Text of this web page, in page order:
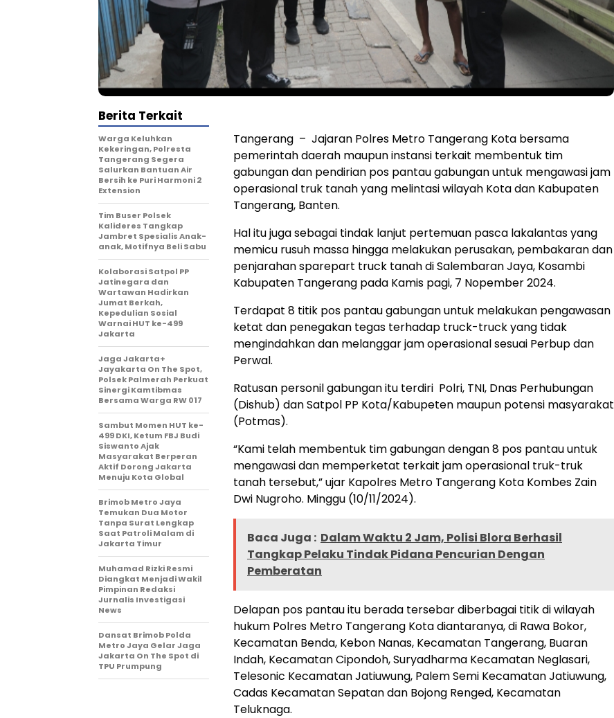
Tangerang – Jajaran Polres Metro Tangerang Kota bersama
pemerintah daerah maupun instansi terkait membentuk tim
gabungan dan pendirian pos pantau gabungan untuk mengawasi jam
operasional truk tanah yang melintasi wilayah Kota dan Kabupaten
Tangerang, Banten.
Hal itu juga sebagai tindak lanjut pertemuan pasca lakalantas yang
memicu rusuh massa hingga melakukan perusakan, pembakaran dan
penjarahan sparepart truck tanah di Salembaran Jaya, Kosambi
Kabupaten Tangerang pada Kamis pagi, 7 Nopember 2024.
Terdapat 8 titik pos pantau gabungan untuk melakukan pengawasan
ketat dan penegakan tegas terhadap truck-truck yang tidak
mengindahkan dan melanggar jam operasional sesuai Perbup dan
Perwal.
Ratusan personil gabungan itu terdiri Polri, TNI, Dnas Perhubungan
(Dishub) dan Satpol PP Kota/Kabupeten maupun potensi masyarakat
(Potmas).
“Kami telah membentuk tim gabungan dengan 8 pos pantau untuk
mengawasi dan memperketat terkait jam operasional truk-truk
tanah tersebut,” ujar Kapolres Metro Tangerang Kota Kombes Zain
Dwi Nugroho. Minggu (10/11/2024).
Baca Juga : Dalam Waktu 2 Jam, Polisi Blora Berhasil
Tangkap Pelaku Tindak Pidana Pencurian Dengan
Pemberatan
Delapan pos pantau itu berada tersebar diberbagai titik di wilayah
hukum Polres Metro Tangerang Kota diantaranya, di Rawa Bokor,
Kecamatan Benda, Kebon Nanas, Kecamatan Tangerang, Buaran
Indah, Kecamatan Cipondoh, Suryadharma Kecamatan Neglasari,
Telesonic Kecamatan Jatiuwung, Palem Semi Kecamatan Jatiuwung,
Cadas Kecamatan Sepatan dan Bojong Renged, Kecamatan
Teluknaga.
Berita Terkait
Warga Keluhkan
Kekeringan, Polresta
Tangerang Segera
Salurkan Bantuan Air
Bersih ke Puri Harmoni 2
Extension
Tim Buser Polsek
Kalideres Tangkap
Jambret Spesialis Anak-
anak, Motifnya Beli Sabu
Kolaborasi Satpol PP
Jatinegara dan
Wartawan Hadirkan
Jumat Berkah,
Kepedulian Sosial
Warnai HUT ke-499
Jakarta
Jaga Jakarta+
Jayakarta On The Spot,
Polsek Palmerah Perkuat
Sinergi Kamtibmas
Bersama Warga RW 017
Sambut Momen HUT ke-
499 DKI, Ketum FBJ Budi
Siswanto Ajak
Masyarakat Berperan
Aktif Dorong Jakarta
Menuju Kota Global
Brimob Metro Jaya
Temukan Dua Motor
Tanpa Surat Lengkap
Saat Patroli Malam di
Jakarta Timur
Muhamad Rizki Resmi
Diangkat Menjadi Wakil
Pimpinan Redaksi
Jurnalis Investigasi
News
Dansat Brimob Polda
Metro Jaya Gelar Jaga
Jakarta On The Spot di
TPU Prumpung